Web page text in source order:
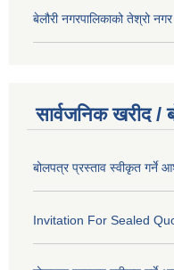
बेलौरी नगरपालिकाको तेश्रो
सार्वजनिक खरीद /
बोलपत्र प्रस्ताव स्वीकृत गर्ने
Invitation For Sealed